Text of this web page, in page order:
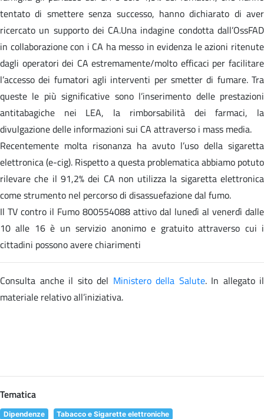
tentato di smettere senza successo, hanno dichiarato di aver
ricercato un supporto dei CA.Una indagine condotta dall’OssFAD
in collaborazione con i CA ha messo in evidenza le azioni ritenute
dagli operatori dei CA estremamente/molto efficaci per facilitare
l’accesso dei fumatori agli interventi per smetter di fumare. Tra
queste le più significative sono l’inserimento delle prestazioni
antitabagiche nei LEA, la rimborsabilità dei farmaci, la
divulgazione delle informazioni sui CA attraverso i mass media.
Recentemente molta risonanza ha avuto l’uso della sigaretta
elettronica (e-cig). Rispetto a questa problematica abbiamo potuto
rilevare che il 91,2% dei CA non utilizza la sigaretta elettronica
come strumento nel percorso di disassuefazione dal fumo.
Il TV contro il Fumo 800554088 attivo dal lunedì al venerdì dalle
10 alle 16 è un servizio anonimo e gratuito attraverso cui i
cittadini possono avere chiarimenti
Consulta anche il sitodel Ministero della Salute. In allegato il
materiale relativo all’iniziativa.
Tematica
Dipendenze Tabacco e Sigarette elettroniche